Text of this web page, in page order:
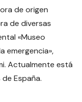
de origen
de diversas
«Museo
emergencia»,
Actualmente está
España.